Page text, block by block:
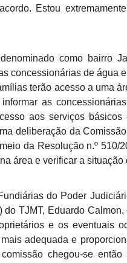
Estou
como bairro
concessionárias de água
terão acesso a uma
as
aos serviços
deliberação da
da Resolução n.º 510/
área e verificar a
do Poder
TJMT, Eduardo Calmon,
e os eventuais
adequada e
chegou-se então